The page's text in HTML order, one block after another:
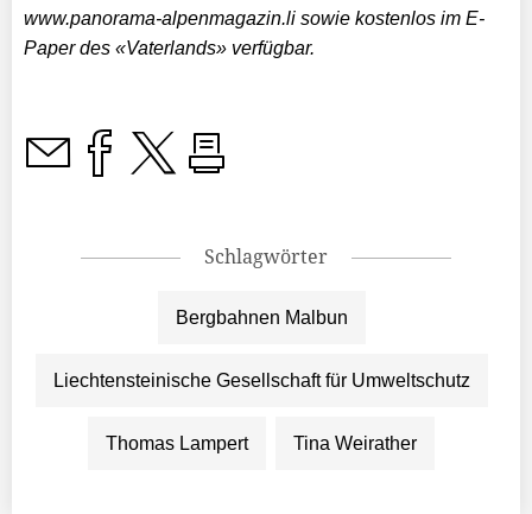
www.panorama-alpenmagazin.li sowie kostenlos im E-
Paper des «Vaterlands» verfügbar.
Schlagwörter
Bergbahnen Malbun
Liechtensteinische Gesellschaft für Umweltschutz
Thomas Lampert Tina Weirather